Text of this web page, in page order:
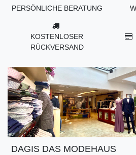
PERSÖNLICHE BERATUNG
KOSTENLOSER
RÜCKVERSAND
DAGIS DAS MODEHAUS